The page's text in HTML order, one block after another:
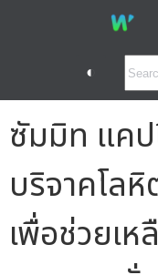
◐
ซัมมิท แค
บริจาคโล
เพื่อช่วยเห